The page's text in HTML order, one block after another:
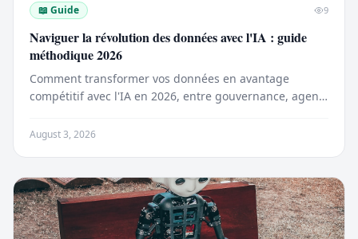
📖 Guide 9
Naviguer la révolution des données avec l'IA : guide
méthodique 2026
Comment transformer vos données en avantage
compétitif avec l'IA en 2026, entre gouvernance, agents
August 3, 2026